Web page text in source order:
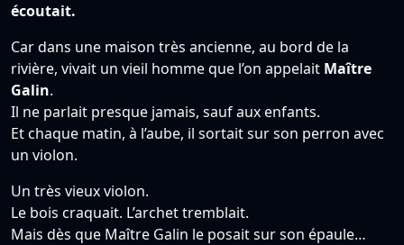
écoutait.
Car dans une maison très ancienne, au bord de la
rivière, vivait un vieil homme que l’on appelait Maître
Galin.
Il ne parlait presque jamais, sauf aux enfants.
Et chaque matin, à l’aube, il sortait sur son perron avec
un violon.
Un très vieux violon.
Le bois craquait. L’archet tremblait.
Mais dès que Maître Galin le posait sur son épaule…